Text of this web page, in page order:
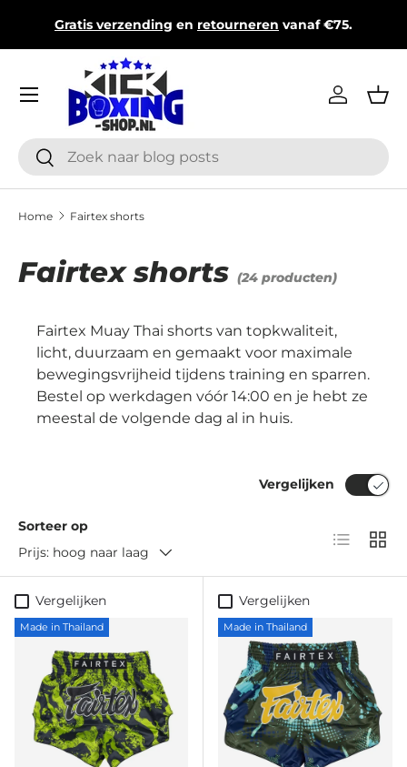
Ga naar inhoud
verzendingenretournerenvanaf €75.
Zoeken
Zoeken
Inloggen
Menu
Home Fairtex shorts
Fairtex shorts (24 producten)
Fairtex Muay Thai shorts van topkwaliteit,
licht, duurzaam en gemaakt voor maximale
bewegingsvrijheid tijdens training en sparren.
Bestel op werkdagen vóór 14:00 en je hebt ze
meestal de volgende dag al in huis.
Sorteer op
Prijs: hoog naar laag
Vergelijken
Lijst
Vergelijken
Made in Thailand
Vergelijken
Made in Thailand